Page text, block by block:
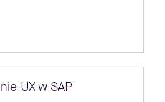
UX w SAP